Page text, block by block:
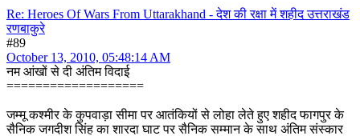
Re: Heroes Of Wars From Uttarakhand - देश की रक्षा में शहीद उत्तराखंड
रणबाकुरे
#89
October 13, 2010, 05:48:14 AM
नम आंखों से दी अंतिम विदाई
===================
जम्मू कश्मीर के कुपवाड़ा सीमा पर आतंकियों से लोहा लेते हुए शहीद फागपुर के
सैनिक जगदीश सिंह का शारदा घाट पर सैनिक सम्मान के साथ अंतिम संस्कार